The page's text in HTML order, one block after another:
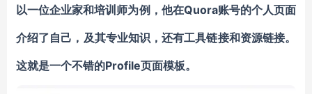
以一位企业家和培训师为例，他在Quora账号的个人页面
介绍了自己，及其专业知识，还有工具链接和资源链接。
这就是一个不错的Profile页面模板。